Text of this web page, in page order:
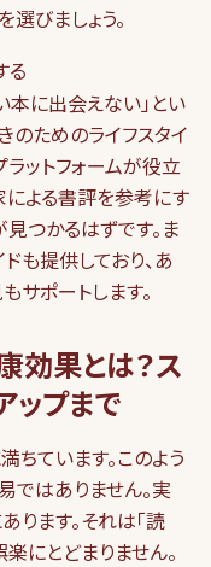
びましょう。
る
に出会えない」とい
のためのライフスタイ
ラットフォームが役立
による書評を参考にす
つかるはずです。ま
も提供しており、あ
サポートします。
効果とは？ス
ップまで
ています。このよう
ではありません。実
ます。それは「読
にとどまりません。